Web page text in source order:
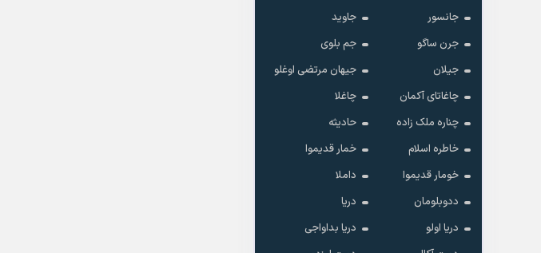
جانسور
جاوید
جرن ساگو
جم بلوی
جیلان
جیهان مرتضی اوغلو
چاغاتای آکمان
چاغلا
چناره ملک زاده
حادیثه
خاطره اسلام
خمار قدیموا
خومار قدیموا
داملا
ددوبلومان
دریا
دریا اولو
دریا بداواجی